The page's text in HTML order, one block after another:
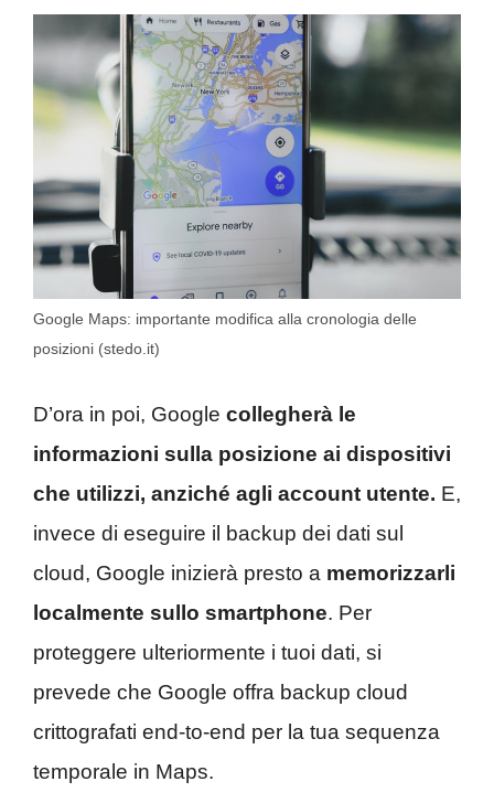
Google Maps: importante modifica alla cronologia delle
posizioni (stedo.it)
D’ora in poi, Google collegherà le
informazioni sulla posizione ai dispositivi
che utilizzi, anziché agli account utente. E,
invece di eseguire il backup dei dati sul
cloud, Google inizierà presto a memorizzarli
localmente sullo smartphone. Per
proteggere ulteriormente i tuoi dati, si
prevede che Google offra backup cloud
crittografati end-to-end per la tua sequenza
temporale in Maps.